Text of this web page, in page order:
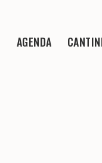
AGENDA